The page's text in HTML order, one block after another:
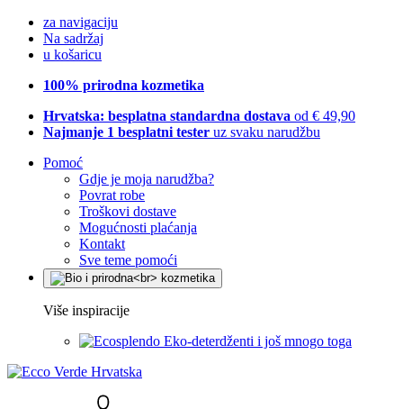
za navigaciju
Na sadržaj
u košaricu
100% prirodna kozmetika
Hrvatska: besplatna standardna dostava od € 49,90
Najmanje 1 besplatni tester uz svaku narudžbu
Pomoć
Gdje je moja narudžba?
Povrat robe
Troškovi dostave
Mogućnosti plaćanja
Kontakt
Sve teme pomoći
Više inspiracije
Eko-deterdženti i još mnogo toga